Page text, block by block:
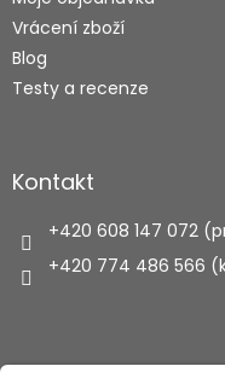
Vrácení zboží
Blog
Testy a recenze
Kontakt
+420 608 147 072
+420 774 486 566